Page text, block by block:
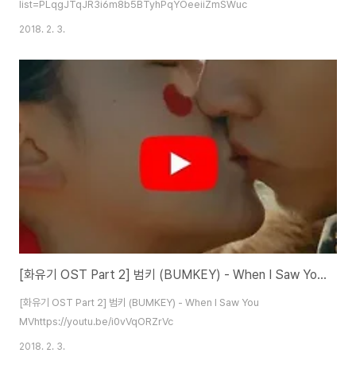
list=PLqgJTqJR3i6m8b5BTyhPqYOeeiiZmSWuc
2018. 2. 3.
[화유기 OST Part 2] 범키 (BUMKEY) - When I Saw You MV
[화유기 OST Part 2] 범키 (BUMKEY) - When I Saw You
MVhttps://youtu.be/i0vVqORZrVc
2018. 2. 3.